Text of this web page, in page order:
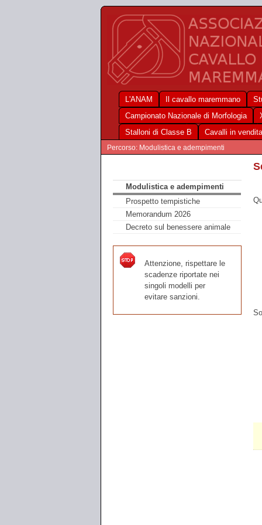
L'ANAM Il cavallo maremmano
Campionato Nazionale di Morfologia
Stalloni di Classe B
Cavalli in vendita
Percorso: Modulistica e adempimenti
Modulistica e adempimenti
Prospetto tempistiche
Memorandum 2026
Decreto sul benessere animale
Attenzione, rispettare le
scadenze riportate nei
singoli modelli per
evitare sanzioni.